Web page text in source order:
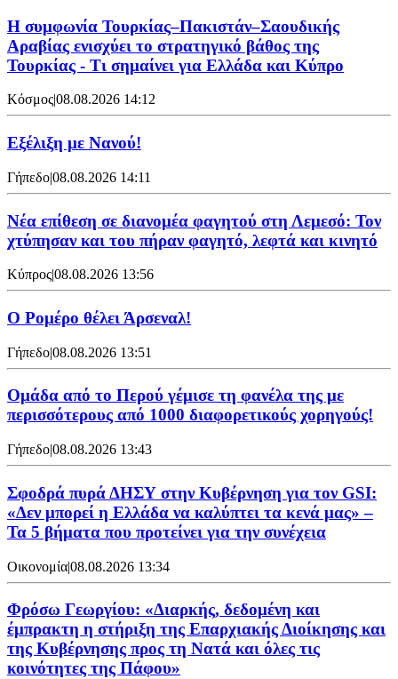
Η συμφωνία Τουρκίας–Πακιστάν–Σαουδικής
Αραβίας ενισχύει το στρατηγικό βάθος της
Τουρκίας - Τι σημαίνει για Ελλάδα και Κύπρο
Κόσμος|08.08.2026 14:12
Εξέλιξη με Νανού!
Γήπεδο|08.08.2026 14:11
Νέα επίθεση σε διανομέα φαγητού στη Λεμεσό: Τον
χτύπησαν και του πήραν φαγητό, λεφτά και κινητό
Κύπρος|08.08.2026 13:56
Ο Ρομέρο θέλει Άρσεναλ!
Γήπεδο|08.08.2026 13:51
Ομάδα από το Περού γέμισε τη φανέλα της με
περισσότερους από 1000 διαφορετικούς χορηγούς!
Γήπεδο|08.08.2026 13:43
Σφοδρά πυρά ΔΗΣΥ στην Κυβέρνηση για τον GSI:
«Δεν μπορεί η Ελλάδα να καλύπτει τα κενά μας» –
Τα 5 βήματα που προτείνει για την συνέχεια
Οικονομία|08.08.2026 13:34
Φρόσω Γεωργίου: «Διαρκής, δεδομένη και
έμπρακτη η στήριξη της Επαρχιακής Διοίκησης και
της Κυβέρνησης προς τη Νατά και όλες τις
κοινότητες της Πάφου»